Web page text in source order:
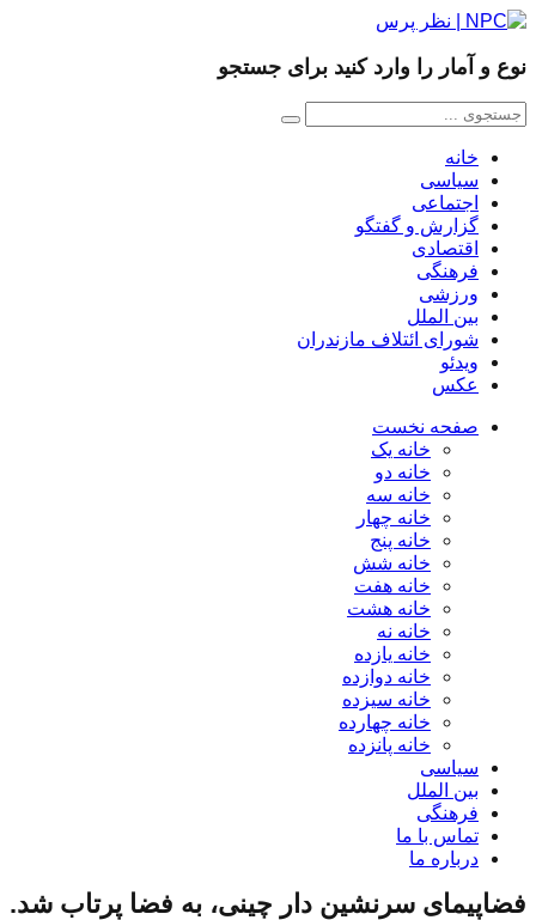
نوع و آمار را وارد کنید برای جستجو
خانه
سیاسی
اجتماعی
گزارش و گفتگو
اقتصادی
فرهنگی
ورزشی
بین الملل
شورای ائتلاف مازندران
ویدئو
عکس
صفحه نخست
خانه یک
خانه دو
خانه سه
خانه چهار
خانه پنج
خانه شش
خانه هفت
خانه هشت
خانه نه
خانه یازده
خانه دوازده
خانه سیزده
خانه چهارده
خانه پانزده
سیاسی
بین الملل
فرهنگی
تماس با ما
درباره ما
فضاپیمای سرنشین دار چینی، به فضا پرتاب شد.